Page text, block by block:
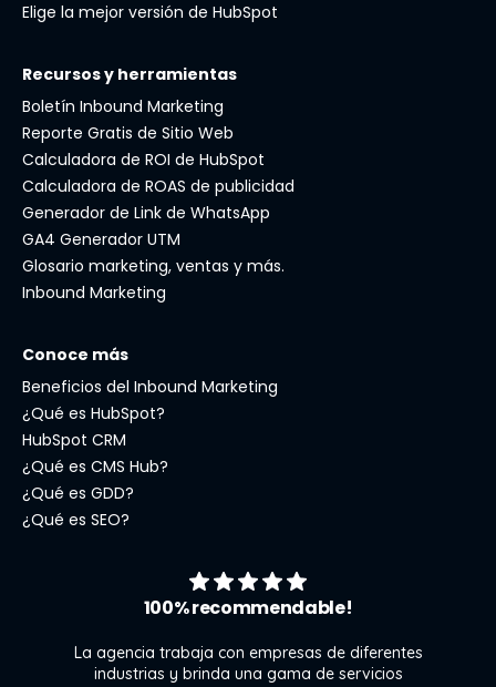
Elige la mejor versión de HubSpot
Recursos y herramientas
Boletín Inbound Marketing
Reporte Gratis de Sitio Web
Calculadora de ROI de HubSpot
Calculadora de ROAS de publicidad
Generador de Link de WhatsApp
GA4 Generador UTM
Glosario marketing, ventas y más.
Inbound Marketing
Conoce más
Beneficios del Inbound Marketing
¿Qué es HubSpot?
HubSpot CRM
¿Qué es CMS Hub?
¿Qué es GDD?
¿Qué es SEO?
100% recommendable!
La agencia trabaja con empresas de diferentes
industrias y brinda una gama de servicios